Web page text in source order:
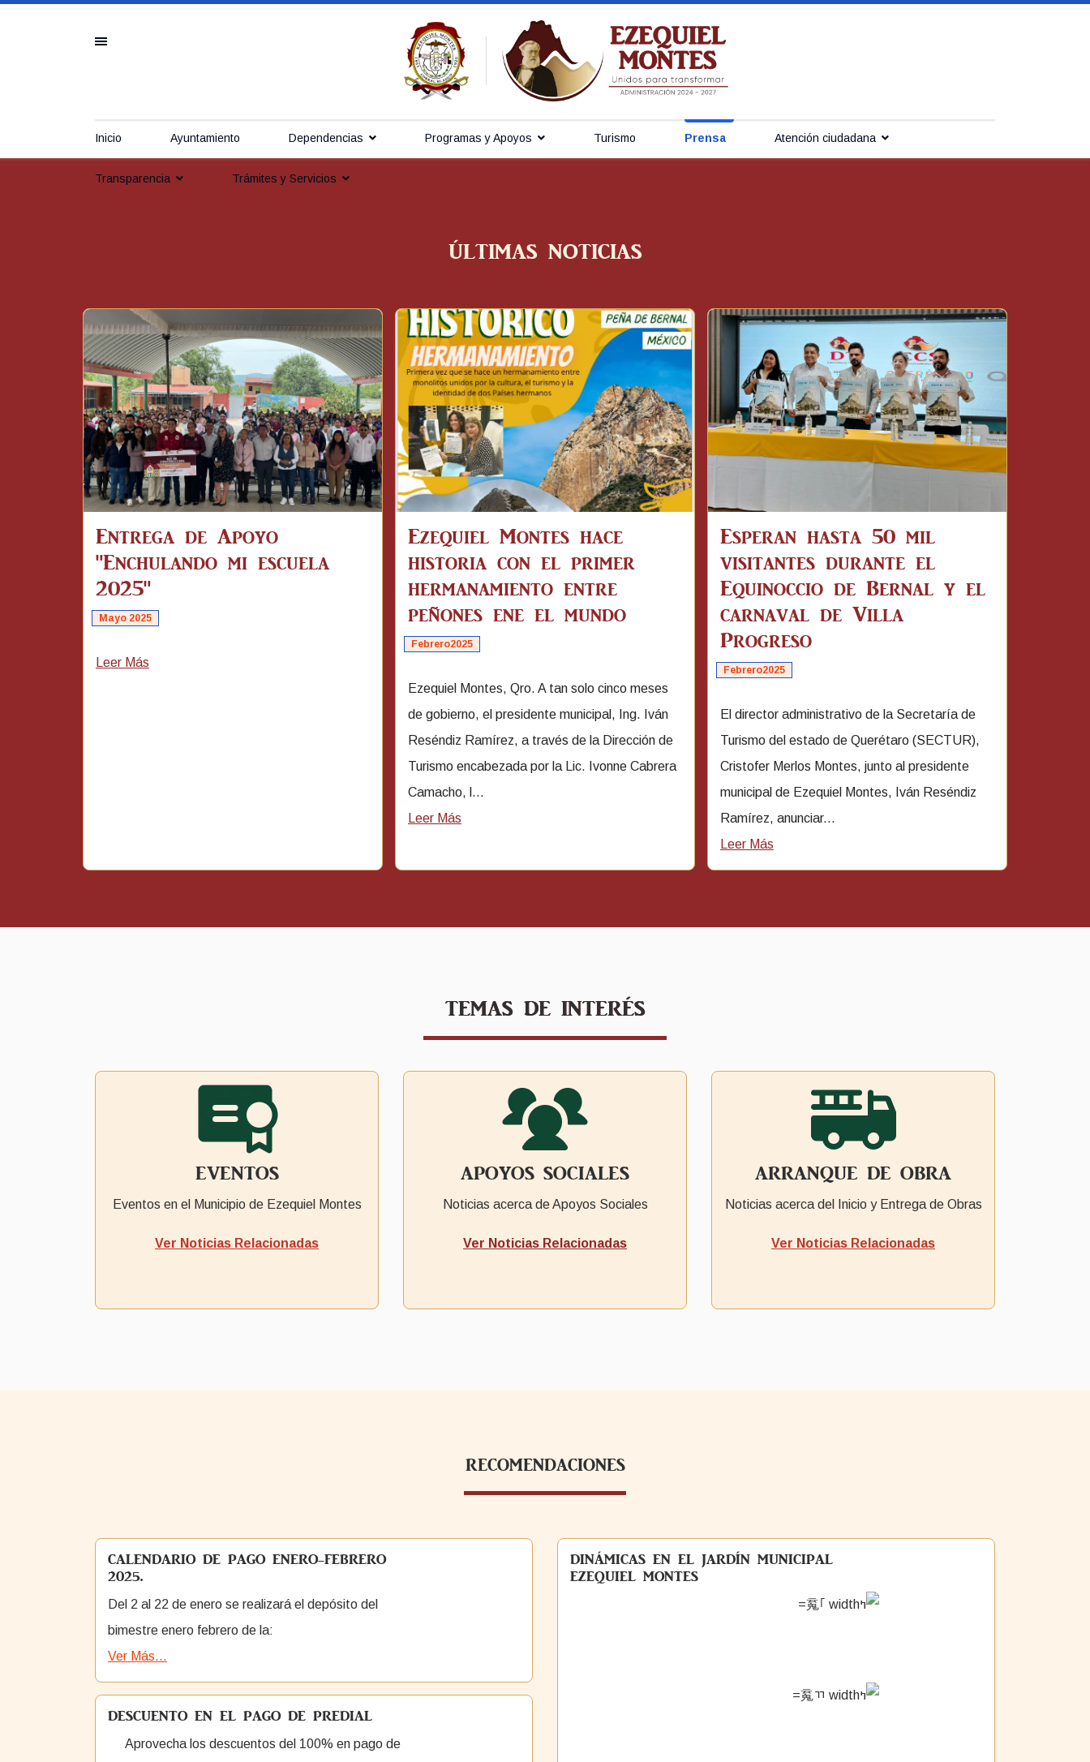
Inicio Ayuntamiento Dependencias Programas y Apoyos Turismo Prensa Atención ciudadana
Transparencia Trámites y Servicios
ÚLTIMAS NOTICIAS
Entrega de Apoyo
"Enchulando mi escuela
2025"
Mayo 2025
Leer Más
Ezequiel Montes hace
historia con el primer
hermanamiento entre
peñones ene el mundo
Febrero2025
Ezequiel Montes, Qro. A tan solo cinco meses
de gobierno, el presidente municipal, Ing. Iván
Reséndiz Ramírez, a través de la Dirección de
Turismo encabezada por la Lic. Ivonne Cabrera
Camacho, l...
Leer Más
Esperan hasta 50 mil
visitantes durante el
Equinoccio de Bernal y el
carnaval de Villa
Progreso
Febrero2025
El director administrativo de la Secretaría de
Turismo del estado de Querétaro (SECTUR),
Cristofer Merlos Montes, junto al presidente
municipal de Ezequiel Montes, Iván Reséndiz
Ramírez, anunciar...
Leer Más
TEMAS DE INTERÉS
EVENTOS
Eventos en el Municipio de Ezequiel Montes
Ver Noticias Relacionadas
APOYOS SOCIALES
Noticias acerca de Apoyos Sociales
Ver Noticias Relacionadas
ARRANQUE DE OBRA
Noticias acerca del Inicio y Entrega de Obras
Ver Noticias Relacionadas
recomendaciones
CALENDARIO DE PAGO ENERO-FEBRERO
2025.
Del 2 al 22 de enero se realizará el depósito del
bimestre enero febrero de la:
Ver Más...
DESCUENTO EN EL PAGO DE PREDIAL
Aprovecha los descuentos del 100% en pago de
DINÁMICAS EN EL JARDÍN MUNICIPAL
EZEQUIEL MONTES